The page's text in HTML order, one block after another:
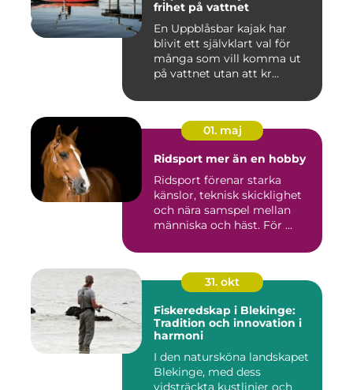
frihet på vattnet
En Uppblåsbar kajak har
blivit ett självklart val för
många som vill komma ut
på vattnet utan att kr...
01. maj
Ridsport mer än en hobby
Ridsport förenar starka
känslor, teknisk skicklighet
och nära samspel mellan
människa och häst. För ...
31. okt
Fiskeredskap i Blekinge:
Tradition och innovation i
harmoni
I den natursköna landskapet
Blekinge, med dess
vidsträckta kustlinjer och